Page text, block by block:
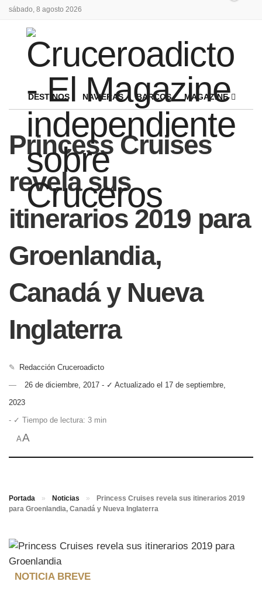
sábado, 8 agosto 2026
DESTINOS NAVIERAS BARCOS MAGAZINE
Princess Cruises
revela sus
itinerarios 2019 para
Groenlandia,
Canadá y Nueva
Inglaterra
✎
Redacción Cruceroadicto
26 de diciembre, 2017 - ✓ Actualizado el 17 de septiembre,
2023
- ✓ Tiempo de lectura: 3 min
AA
Portada » Noticias »
Princess Cruises revela sus itinerarios 2019
para Groenlandia, Canadá y Nueva Inglaterra
NOTICIA BREVE